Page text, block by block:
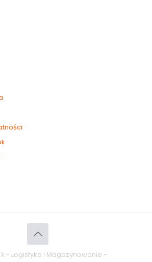
- Logistyka i Magazynowanie -